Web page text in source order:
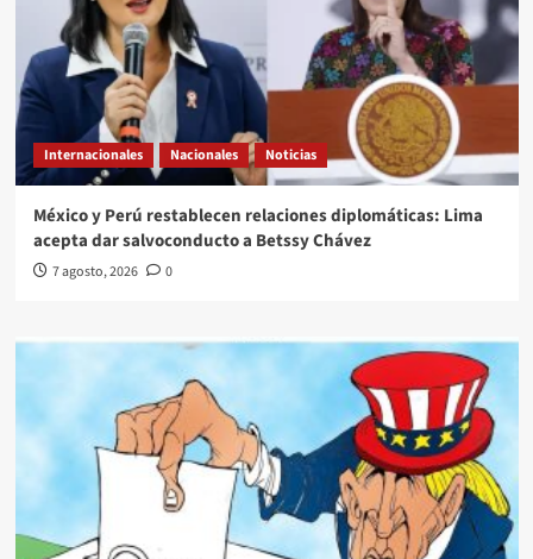
Internacionales Nacionales Noticias
México y Perú restablecen relaciones diplomáticas: Lima
acepta dar salvoconducto a Betssy Chávez
7 agosto, 2026 0